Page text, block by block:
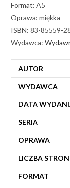
Format: A5
Oprawa: miękka
ISBN: 83-85559-
Wydawca:
AUTOR
WYDAWCA
DATA
SERIA
OPRAWA
LICZBA STRON
FORMAT